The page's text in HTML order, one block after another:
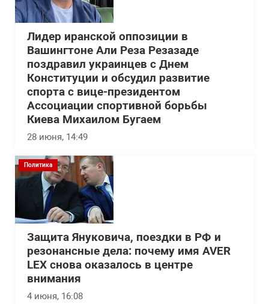
Лидер иранской оппозиции в
Вашингтоне Али Реза Резазаде
поздравил украинцев с Днем
Конституции и обсудил развитие
спорта с вице-президентом
Ассоциации спортивной борьбы
Киева Михаилом Бугаем
28 июня, 14:49
Политика
Защита Януковича, поездки в РФ и
резонансные дела: почему имя AVER
LEX снова оказалось в центре
внимания
4 июня, 16:08